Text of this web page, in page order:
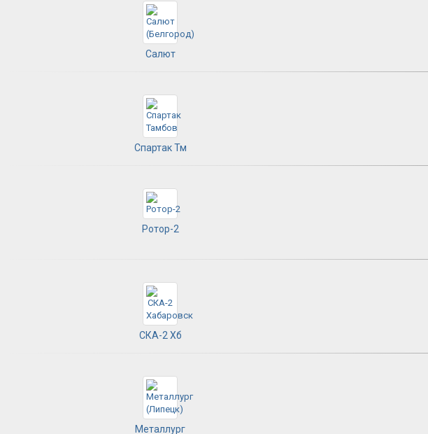
Салют
Спартак Тм
Ротор-2
СКА-2 Хб
Металлург